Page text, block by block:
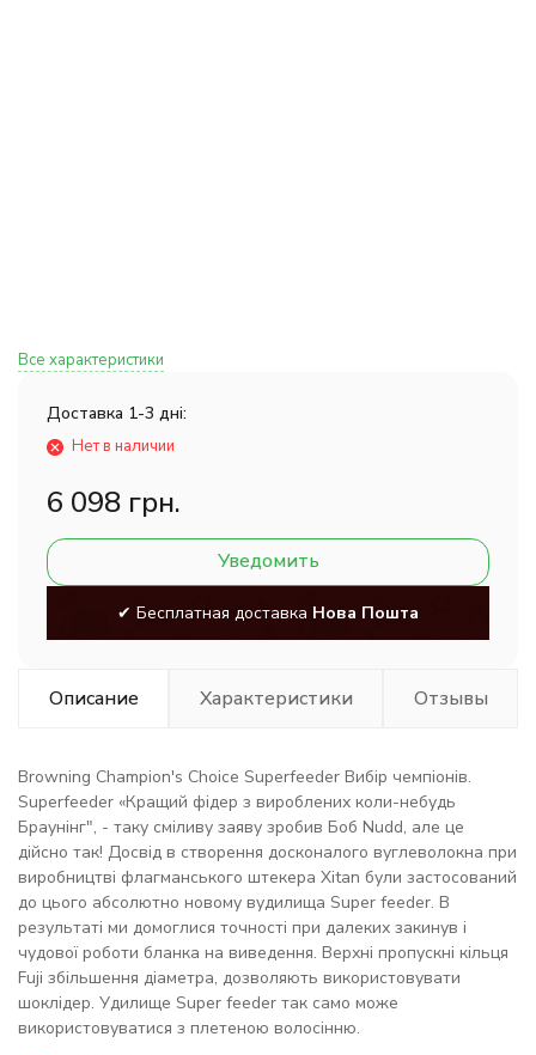
Все характеристики
Доставка 1-3 дні:
Нет в наличии
6 098 грн.
Уведомить
✔ Бесплатная доставка Нова Пошта
Описание Характеристики Отзывы
Browning Champion's Choice Superfeeder Вибір чемпіонів.
Superfeeder «Кращий фідер з вироблених коли-небудь
Браунінг", - таку сміливу заяву зробив Боб Nudd, але це
дійсно так! Досвід в створення досконалого вуглеволокна при
виробництві флагманського штекера Xitan були застосований
до цього абсолютно новому вудилища Super feeder. В
результаті ми домоглися точності при далеких закинув і
чудової роботи бланка на виведення. Верхні пропускні кільця
Fuji збільшення діаметра, дозволяють використовувати
шоклідер. Удилище Super feeder так само може
використовуватися з плетеною волосінню.